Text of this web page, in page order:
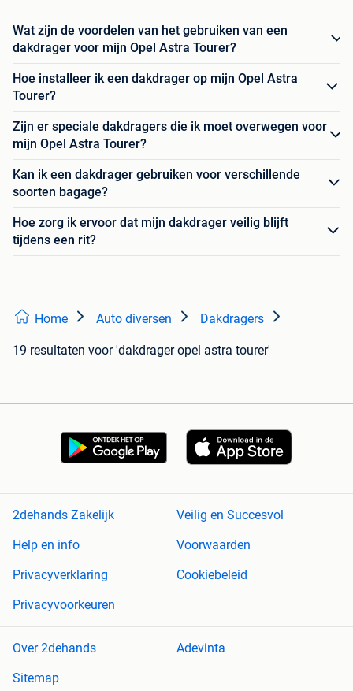
Wat zijn de voordelen van het gebruiken van een
dakdrager voor mijn Opel Astra Tourer?
Hoe installeer ik een dakdrager op mijn Opel Astra
Tourer?
Zijn er speciale dakdragers die ik moet overwegen voor
mijn Opel Astra Tourer?
Kan ik een dakdrager gebruiken voor verschillende
soorten bagage?
Hoe zorg ik ervoor dat mijn dakdrager veilig blijft
tijdens een rit?
Home Auto diversen Dakdragers
19 resultaten voor 'dakdrager opel astra tourer'
2dehands Zakelijk
Veilig en Succesvol
Help en info
Voorwaarden
Privacyverklaring
Cookiebeleid
Privacyvoorkeuren
Over 2dehands
Adevinta
Sitemap